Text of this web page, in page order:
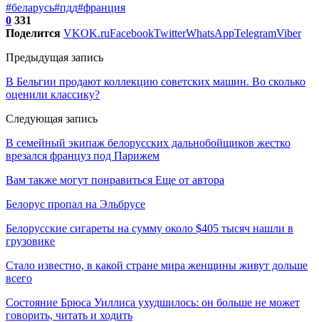
#беларусь#пдд#франция
0 331
Поделится VKOK.ruFacebookTwitterWhatsAppTelegramViber
Предыдущая запись
В Бельгии продают коллекцию советских машин. Во сколько
оценили классику?
Следующая запись
В семейный экипаж белорусских дальнобойщиков жестко
врезался француз под Парижем
Вам также могут понравиться Еще от автора
Белорус пропал на Эльбрусе
Белорусские сигареты на сумму около $405 тысяч нашли в
грузовике
Стало известно, в какой стране мира женщины живут дольше
всего
Состояние Брюса Уиллиса ухудшилось: он больше не может
говорить, читать и ходить